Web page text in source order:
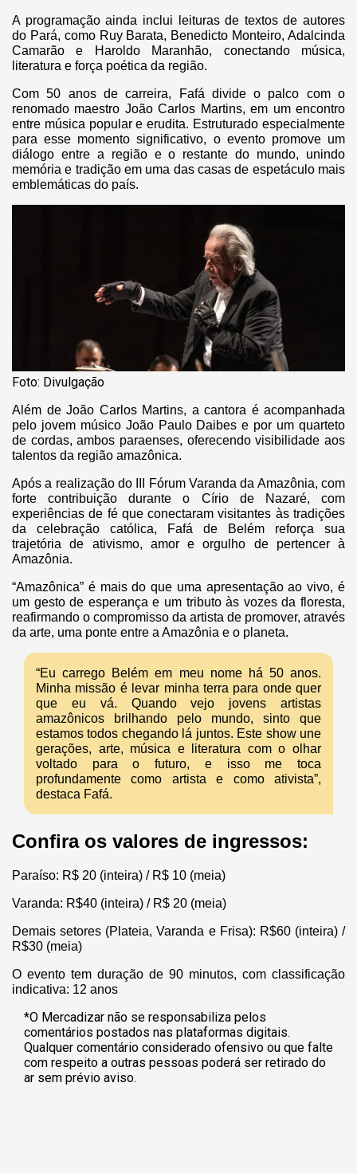
A programação ainda inclui leituras de textos de autores
do Pará, como Ruy Barata, Benedicto Monteiro, Adalcinda
Camarão e Haroldo Maranhão, conectando música,
literatura e força poética da região.
Com 50 anos de carreira, Fafá divide o palco com o
renomado maestro João Carlos Martins, em um encontro
entre música popular e erudita. Estruturado especialmente
para esse momento significativo, o evento promove um
diálogo entre a região e o restante do mundo, unindo
memória e tradição em uma das casas de espetáculo mais
emblemáticas do país.
Foto: Divulgação
Além de João Carlos Martins, a cantora é acompanhada
pelo jovem músico João Paulo Daibes e por um quarteto
de cordas, ambos paraenses, oferecendo visibilidade aos
talentos da região amazônica.
Após a realização do III Fórum Varanda da Amazônia, com
forte contribuição durante o Círio de Nazaré, com
experiências de fé que conectaram visitantes às tradições
da celebração católica, Fafá de Belém reforça sua
trajetória de ativismo, amor e orgulho de pertencer à
Amazônia.
“Amazônica” é mais do que uma apresentação ao vivo, é
um gesto de esperança e um tributo às vozes da floresta,
reafirmando o compromisso da artista de promover, através
da arte, uma ponte entre a Amazônia e o planeta.
“Eu carrego Belém em meu nome há 50 anos.
Minha missão é levar minha terra para onde quer
que eu vá. Quando vejo jovens artistas
amazônicos brilhando pelo mundo, sinto que
estamos todos chegando lá juntos. Este show une
gerações, arte, música e literatura com o olhar
voltado para o futuro, e isso me toca
profundamente como artista e como ativista”,
destaca Fafá.
Confira os valores de ingressos:
Paraíso: R$ 20 (inteira) / R$ 10 (meia)
Varanda: R$40 (inteira) / R$ 20 (meia)
Demais setores (Plateia, Varanda e Frisa): R$60 (inteira) /
R$30 (meia)
O evento tem duração de 90 minutos, com classificação
indicativa: 12 anos
*O Mercadizar não se responsabiliza pelos
comentários postados nas plataformas digitais.
Qualquer comentário considerado ofensivo ou que falte
com respeito a outras pessoas poderá ser retirado do
ar sem prévio aviso.